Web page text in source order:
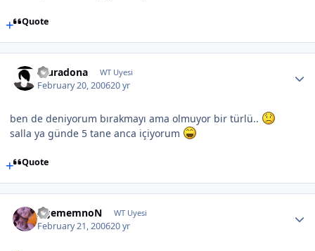
Quote
muradona WT Uyesi
February 20, 200620 yr
ben de deniyorum bırakmayı ama olmuyor bir türlü..
salla ya günde 5 tane anca içiyorum
Quote
AgememnoN WT Uyesi
February 21, 200620 yr